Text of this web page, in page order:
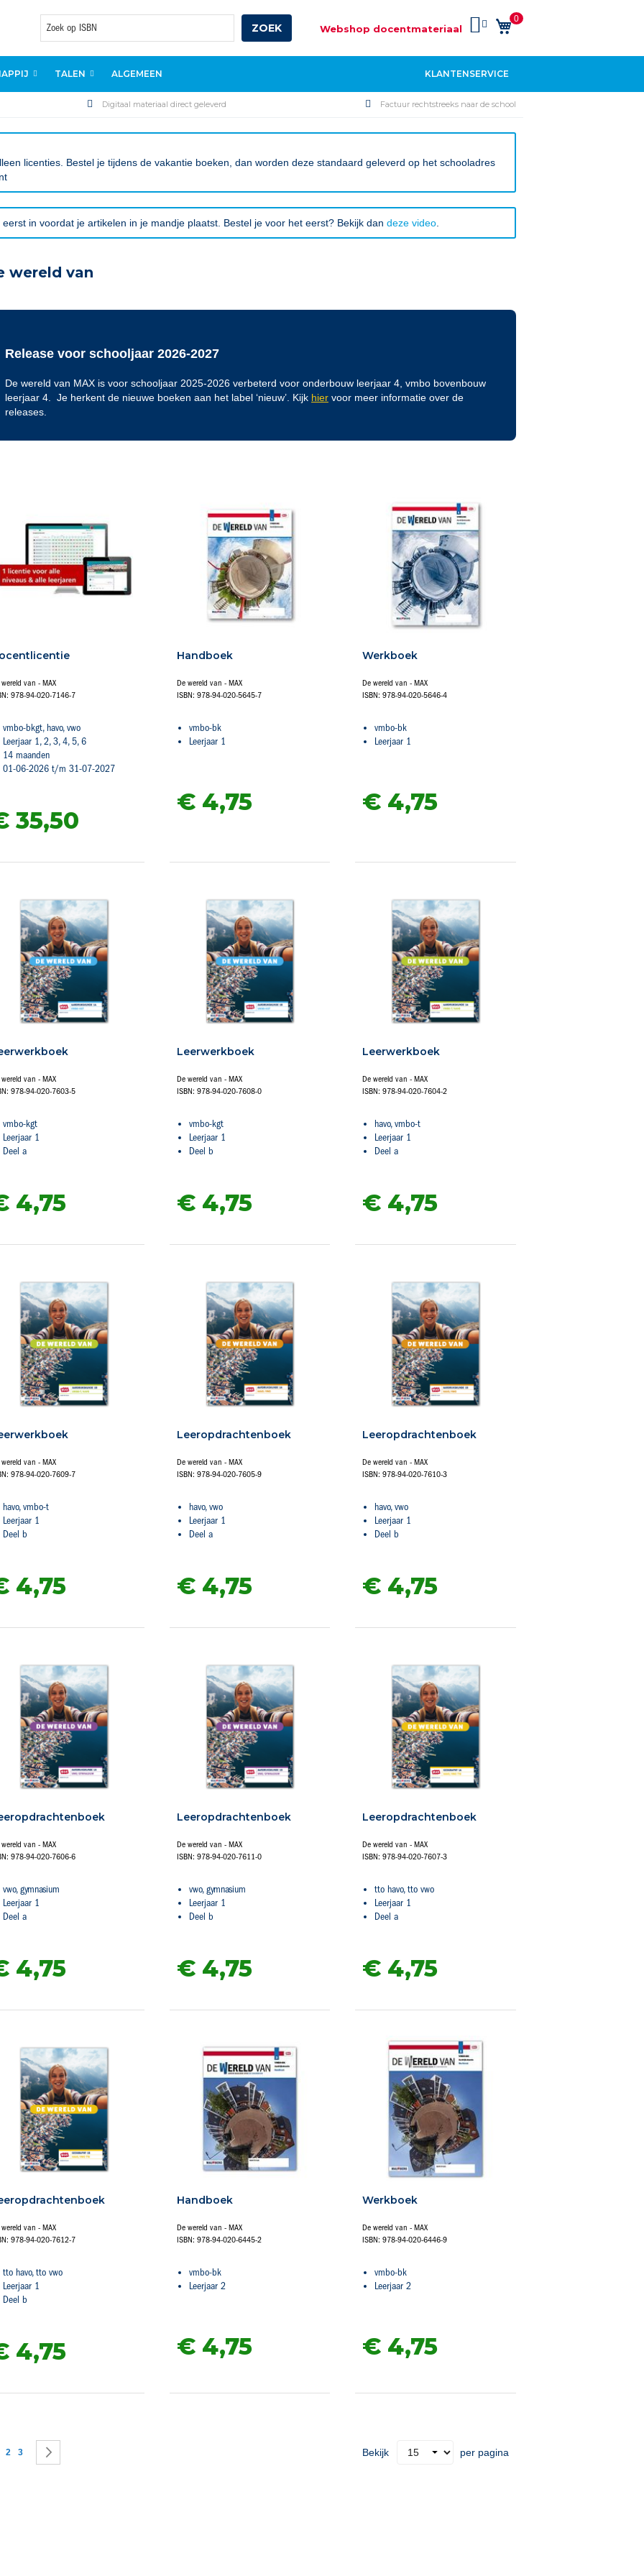
Zoek
ZOEK Webshop docentmateriaal
Winkelwagen
0
TALEN ALGEMEEN KLANTENSERVICE
Digitaal materiaal direct geleverd Factuur rechtstreeks naar de school
licenties. Bestel je tijdens de vakantie boeken, dan worden deze standaard geleverd op het schooladres
in voordat je artikelen in je mandje plaatst. Bestel je voor het eerst? Bekijk dan deze video
wereld van
Release voor schooljaar 2026-2027
De wereld van MAX is voor schooljaar 2025-2026 verbeterd voor onderbouw leerjaar 4, vmbo bovenbouw
leerjaar 4. Je herkent de nieuwe boeken aan het label ‘nieuw’. Kijk hier voor meer informatie over de
releases.
van - MAX
978-94-020-7146-7
vmbo-bkgt, havo, vwo
Leerjaar 1, 2, 3, 4, 5, 6
14 maanden
01-06-2026 t/m 31-07-2027
35,50
Handboek
De wereld van - MAX
ISBN: 978-94-020-5645-7
vmbo-bk
Leerjaar 1
€ 4,75
Werkboek
De wereld van - MAX
ISBN: 978-94-020-5646-4
vmbo-bk
Leerjaar 1
€ 4,75
van - MAX
978-94-020-7603-5
vmbo-kgt
Leerjaar 1
Deel a
4,75
Leerwerkboek
De wereld van - MAX
ISBN: 978-94-020-7608-0
vmbo-kgt
Leerjaar 1
Deel b
€ 4,75
Leerwerkboek
De wereld van - MAX
ISBN: 978-94-020-7604-2
havo, vmbo-t
Leerjaar 1
Deel a
€ 4,75
van - MAX
978-94-020-7609-7
havo, vmbo-t
Leerjaar 1
Deel b
4,75
Leeropdrachtenboek
De wereld van - MAX
ISBN: 978-94-020-7605-9
havo, vwo
Leerjaar 1
Deel a
€ 4,75
Leeropdrachtenboek
De wereld van - MAX
ISBN: 978-94-020-7610-3
havo, vwo
Leerjaar 1
Deel b
€ 4,75
van - MAX
978-94-020-7606-6
vwo, gymnasium
Leerjaar 1
Deel a
4,75
Leeropdrachtenboek
De wereld van - MAX
ISBN: 978-94-020-7611-0
vwo, gymnasium
Leerjaar 1
Deel b
€ 4,75
Leeropdrachtenboek
De wereld van - MAX
ISBN: 978-94-020-7607-3
tto havo, tto vwo
Leerjaar 1
Deel a
€ 4,75
van - MAX
978-94-020-7612-7
tto havo, tto vwo
Leerjaar 1
Deel b
4,75
Handboek
De wereld van - MAX
ISBN: 978-94-020-6445-2
vmbo-bk
Leerjaar 2
€ 4,75
Werkboek
De wereld van - MAX
ISBN: 978-94-020-6446-9
vmbo-bk
Leerjaar 2
€ 4,75
lees momenteel pagina
Pagina
2 Pagina
3 Bekijk per pagina